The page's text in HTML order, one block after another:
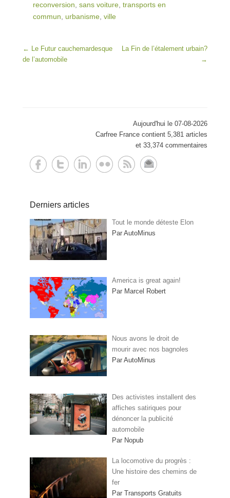
reconversion sans voiture transports en
commun
urbanisme ville
Post navigation
← Le Futur cauchemardesque
de l’automobile
La Fin de l’étalement urbain?
→
Aujourd'hui le 07-08-2026
Carfree France contient 5,381 articles
et 33,374 commentaires
Derniers articles
Tout le monde déteste Elon
Par AutoMinus
America is great again!
Par Marcel Robert
Nous avons le droit de
mourir avec nos bagnoles
Par AutoMinus
Des activistes installent des
affiches satiriques pour
dénoncer la publicité
automobile
Par Nopub
La locomotive du progrès :
Une histoire des chemins de
fer
Par Transports Gratuits